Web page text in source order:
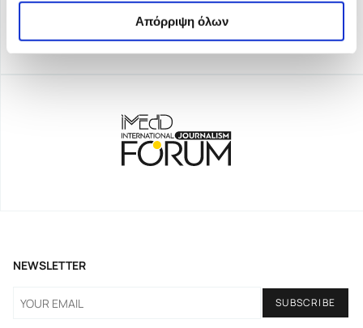
Απόρριψη όλων
NEWSLETTER